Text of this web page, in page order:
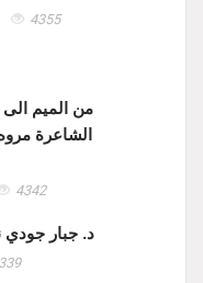
4355
من الميم
الشاعرة
4342
د. جبار جودي